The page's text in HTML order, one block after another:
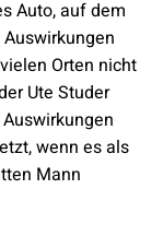
Auto, auf dem
Orten nicht
Ute Studer
wenn es als
Mann